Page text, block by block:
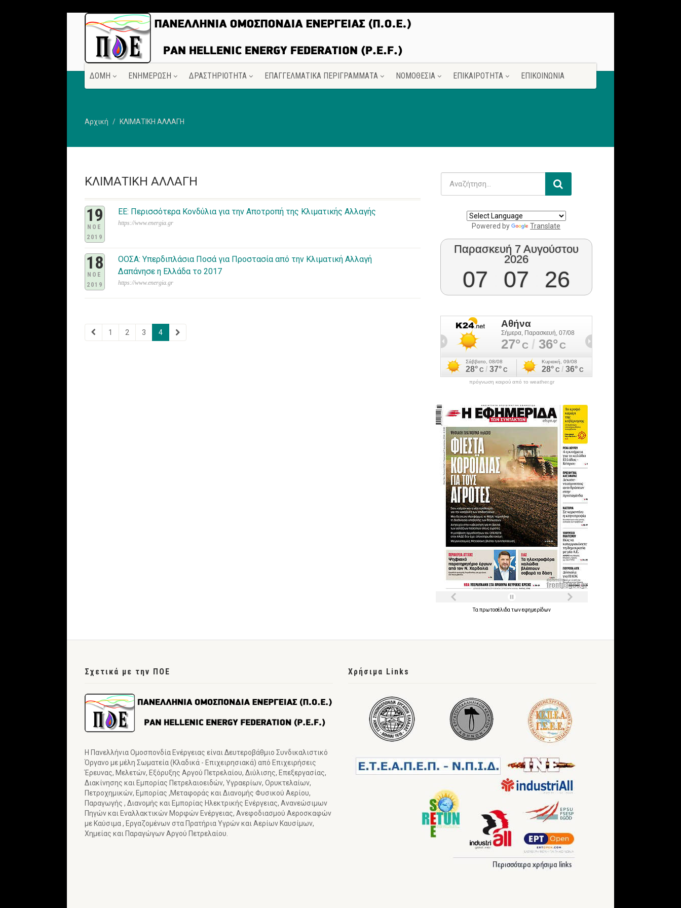
ΔΟΜΗ ΕΝΗΜΕΡΩΣΗ ΔΡΑΣΤΗΡΙΟΤΗΤΑ ΕΠΑΓΓΕΛΜΑΤΙΚΑ ΠΕΡΙΓΡΑΜΜΑΤΑ ΝΟΜΟΘΕΣΙΑ ΕΠΙΚΑΙΡΟΤΗΤΑ ΕΠΙΚΟΙΝΩΝΙΑ
Αρχική ΚΛΙΜΑΤΙΚΗ ΑΛΛΑΓΗ
ΚΛΙΜΑΤΙΚΗ ΑΛΛΑΓΗ
19
ΝΟΕ
2019
ΕΕ: Περισσότερα Κονδύλια για την Αποτροπή της Κλιματικής Αλλαγής
https://www.energia.gr
18
ΝΟΕ
2019
ΟΟΣΑ: Υπερδιπλάσια Ποσά για Προστασία από την Κλιματική Αλλαγή
Δαπάνησε η Ελλάδα το 2017
https://www.energia.gr
1 2 3 4
Powered by Translate
Παρασκευή 7 Αυγούστου
2026
07 07 27
πρόγνωση καιρού από το weather.gr
Ταπρωτοσέλιδατωνεφημερίδων
Σχετικά με την ΠΟΕ
Η Πανελλήνια Ομοσπονδία Ενέργειας είναι Δευτεροβάθμιο Συνδικαλιστικό
Όργανο με μέλη Σωματεία (Κλαδικά - Επιχειρησιακά) από Επιχειρήσεις
Έρευνας, Μελετών, Εξόρυξης Αργού Πετρελαίου, Διύλισης, Επεξεργασίας,
Διακίνησης και Εμπορίας Πετρελαιοειδών, Υγραερίων, Ορυκτελαίων,
Πετροχημικών, Εμπορίας ,Μεταφοράς και Διανομής Φυσικού Αερίου,
Παραγωγής , Διανομής και Εμπορίας Ηλεκτρικής Ενέργειας, Ανανεώσιμων
Πηγών και Εναλλακτικών Μορφών Ενέργειας, Ανεφοδιασμού Αεροσκαφών
με Καύσιμα , Εργαζομένων στα Πρατήρια Υγρών και Αερίων Καυσίμων,
Χημείας και Παραγώγων Αργού Πετρελαίου.
Χρήσιμα Links